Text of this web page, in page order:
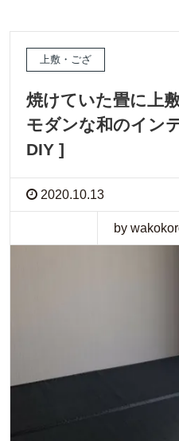
上敷・ござ
焼けていた畳に上
モダンな和のイン
DIY ]
2020.10.13
by